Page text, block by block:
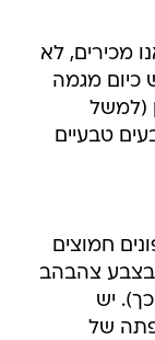
מכירים, לא
כיום מגמה
(למשל
טבעיים
חמוצים
בצבע צהבהב
יש
של